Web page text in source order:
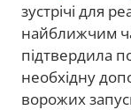
зустрічі для
найближчим
підтвердила
необхідну
ворожих